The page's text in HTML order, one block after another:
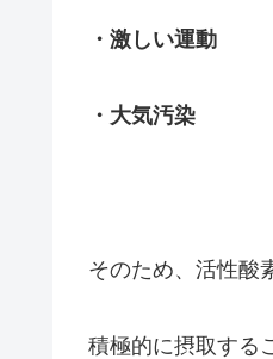
・激しい運動
・大気汚染
そのため、活性酸
積極的に摂取する